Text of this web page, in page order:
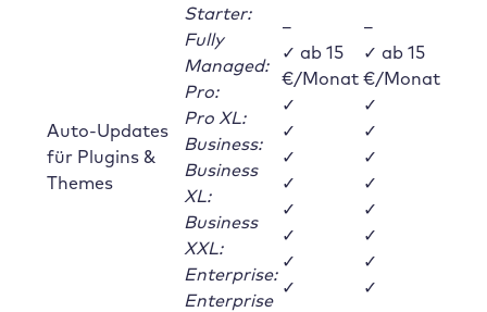
Auto-Updates
für Plugins &
Themes
Starter:
Fully
Managed:
Pro:
Pro XL:
Business:
Business
XL:
Business
XXL:
Enterprise:
Enterprise
–
✓ ab 15
€/Monat
✓
✓
✓
✓
✓
✓
✓
✓
–
✓ ab 15
€/Monat
✓
✓
✓
✓
✓
✓
✓
✓